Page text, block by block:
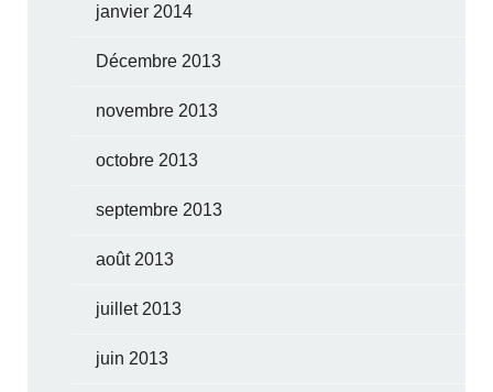
janvier 2014
Décembre 2013
novembre 2013
octobre 2013
septembre 2013
août 2013
juillet 2013
juin 2013